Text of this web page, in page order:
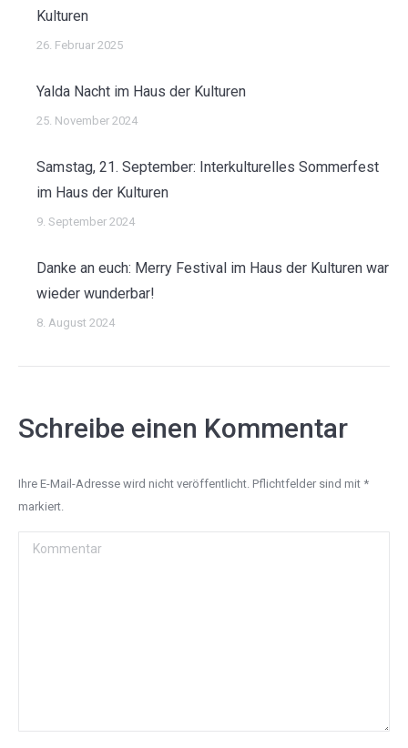
Kulturen
26. Februar 2025
Yalda Nacht im Haus der Kulturen
25. November 2024
Samstag, 21. September: Interkulturelles Sommerfest
im Haus der Kulturen
9. September 2024
Danke an euch: Merry Festival im Haus der Kulturen war
wieder wunderbar!
8. August 2024
Schreibe einen Kommentar
Ihre E-Mail-Adresse wird nicht veröffentlicht. Pflichtfelder sind mit *
markiert.
Kommentar